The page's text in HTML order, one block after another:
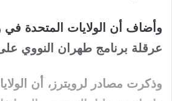
وأضاف أن الولايات المتحدة في
عرقلة برنامج طهران النووي
وذكرت مصادر لرويترز، أن